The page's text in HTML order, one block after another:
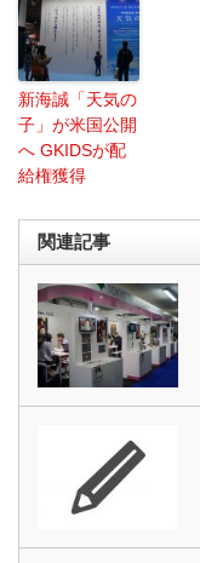
新海誠「天気の
子」が米国公開
へ GKIDSが配
給権獲得
関連記事